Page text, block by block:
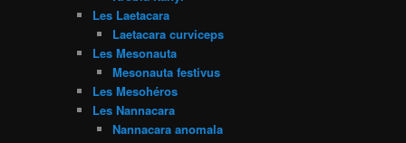
Les Laetacara
Laetacara curviceps
Les Mesonauta
Mesonauta festivus
Les Mesohéros
Les Nannacara
Nannacara anomala